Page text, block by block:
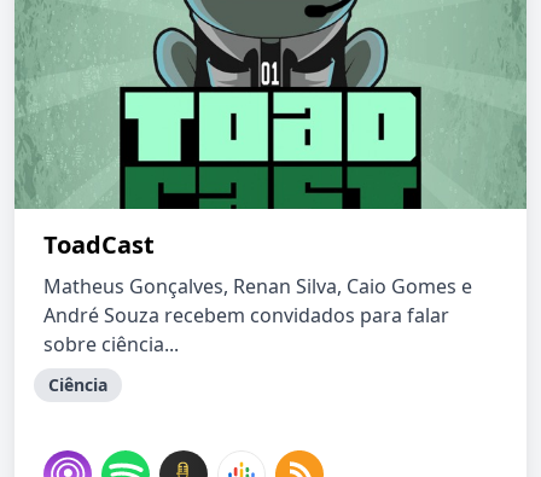
ToadCast
Matheus Gonçalves, Renan Silva, Caio Gomes e
André Souza recebem convidados para falar
sobre ciência...
Ciência